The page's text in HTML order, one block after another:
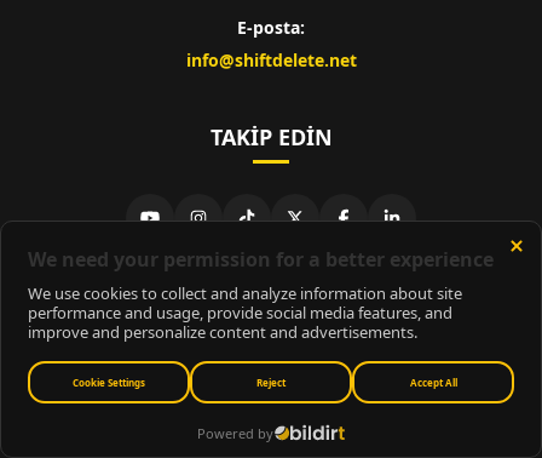
E-posta:
info@shiftdelete.net
TAKIP EDIN
© 2026ShiftDelete.Net- Tüm hakları saklıdır.
ShiftDelete.Net, İnternet Medyası ve Bilişim Muhabirleri Derneği
üyesidir.